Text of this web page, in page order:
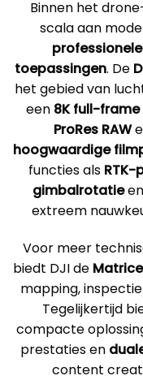
Binnen het
scala aan
toepassingen. De
het gebied van
een 8K full-
ProRes RAW
hoogwaardige
functies als
gimbalrotatieen
extreem
Voor meer
biedt DJI de
mapping,
Tegelijkertijd
compacte
prestaties en
content